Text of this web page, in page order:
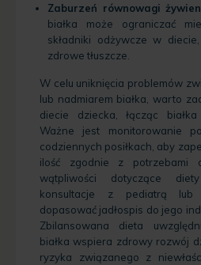
Zaburzeń równowagi
białka może ograniczać
składniki odżywcze w
zdrowe tłuszcze.
W celu uniknięcia problemów
lub nadmiarem białka, warto
diecie dziecka, łącząc
Ważne jest monitorowanie
codziennych posiłkach, aby
ilość zgodnie z potrzebami
wątpliwości dotyczące
konsultacje z pediatrą lub
dopasować jadłospis do jego
Zbilansowana dieta
białka wspiera zdrowy rozwój
ryzyka związanego z